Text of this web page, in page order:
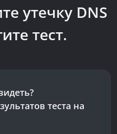
утечку DNS
тест.
теста на